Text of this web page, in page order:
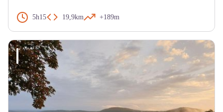
5h15 19,9km +189m